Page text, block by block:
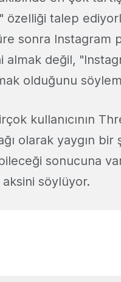
özelliği talep
sonra
almak değil,
olduğunu
kullanıcının
olarak yaygın bir
sonucuna
söylüyor.